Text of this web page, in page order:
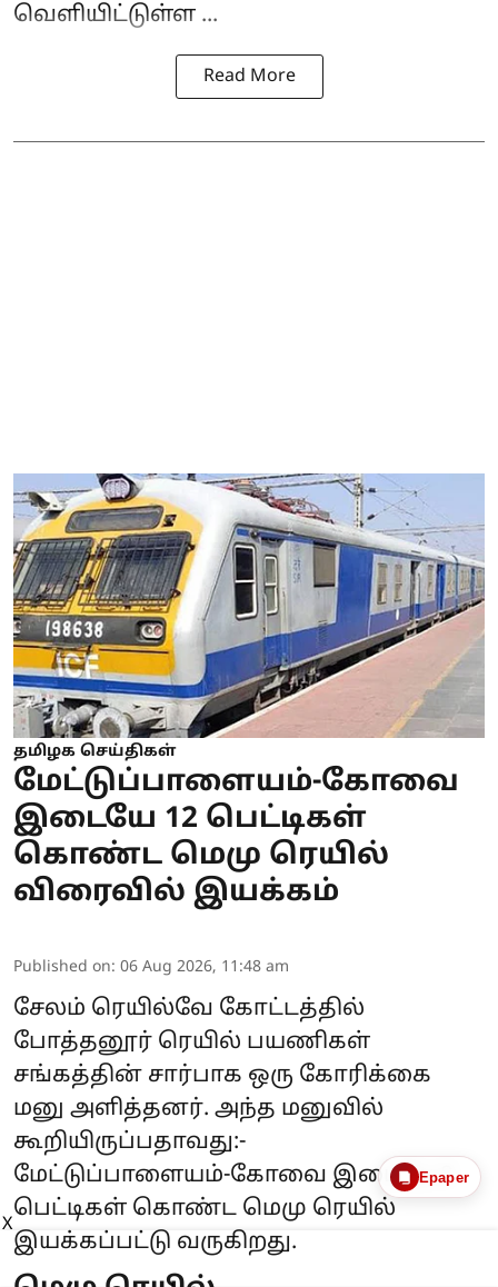
வெளியிட்டுள்ள ...
Read More
தமிழக செய்திகள்
மேட்டுப்பாளையம்-கோவை
இடையே 12 பெட்டிகள்
கொண்ட மெமு ரெயில்
விரைவில் இயக்கம்
Published on: 06 Aug 2026, 11:48 am
சேலம் ரெயில்வே கோட்டத்தில்
போத்தனூர் ரெயில் பயணிகள்
சங்கத்தின் சார்பாக ஒரு கோரிக்கை
மனு அளித்தனர். அந்த மனுவில்
கூறியிருப்பதாவது:-
மேட்டுப்பாளையம்-கோவை இடையே 8
பெட்டிகள் கொண்ட மெமு ரெயில்
இயக்கப்பட்டு வருகிறது.
Epaper
X